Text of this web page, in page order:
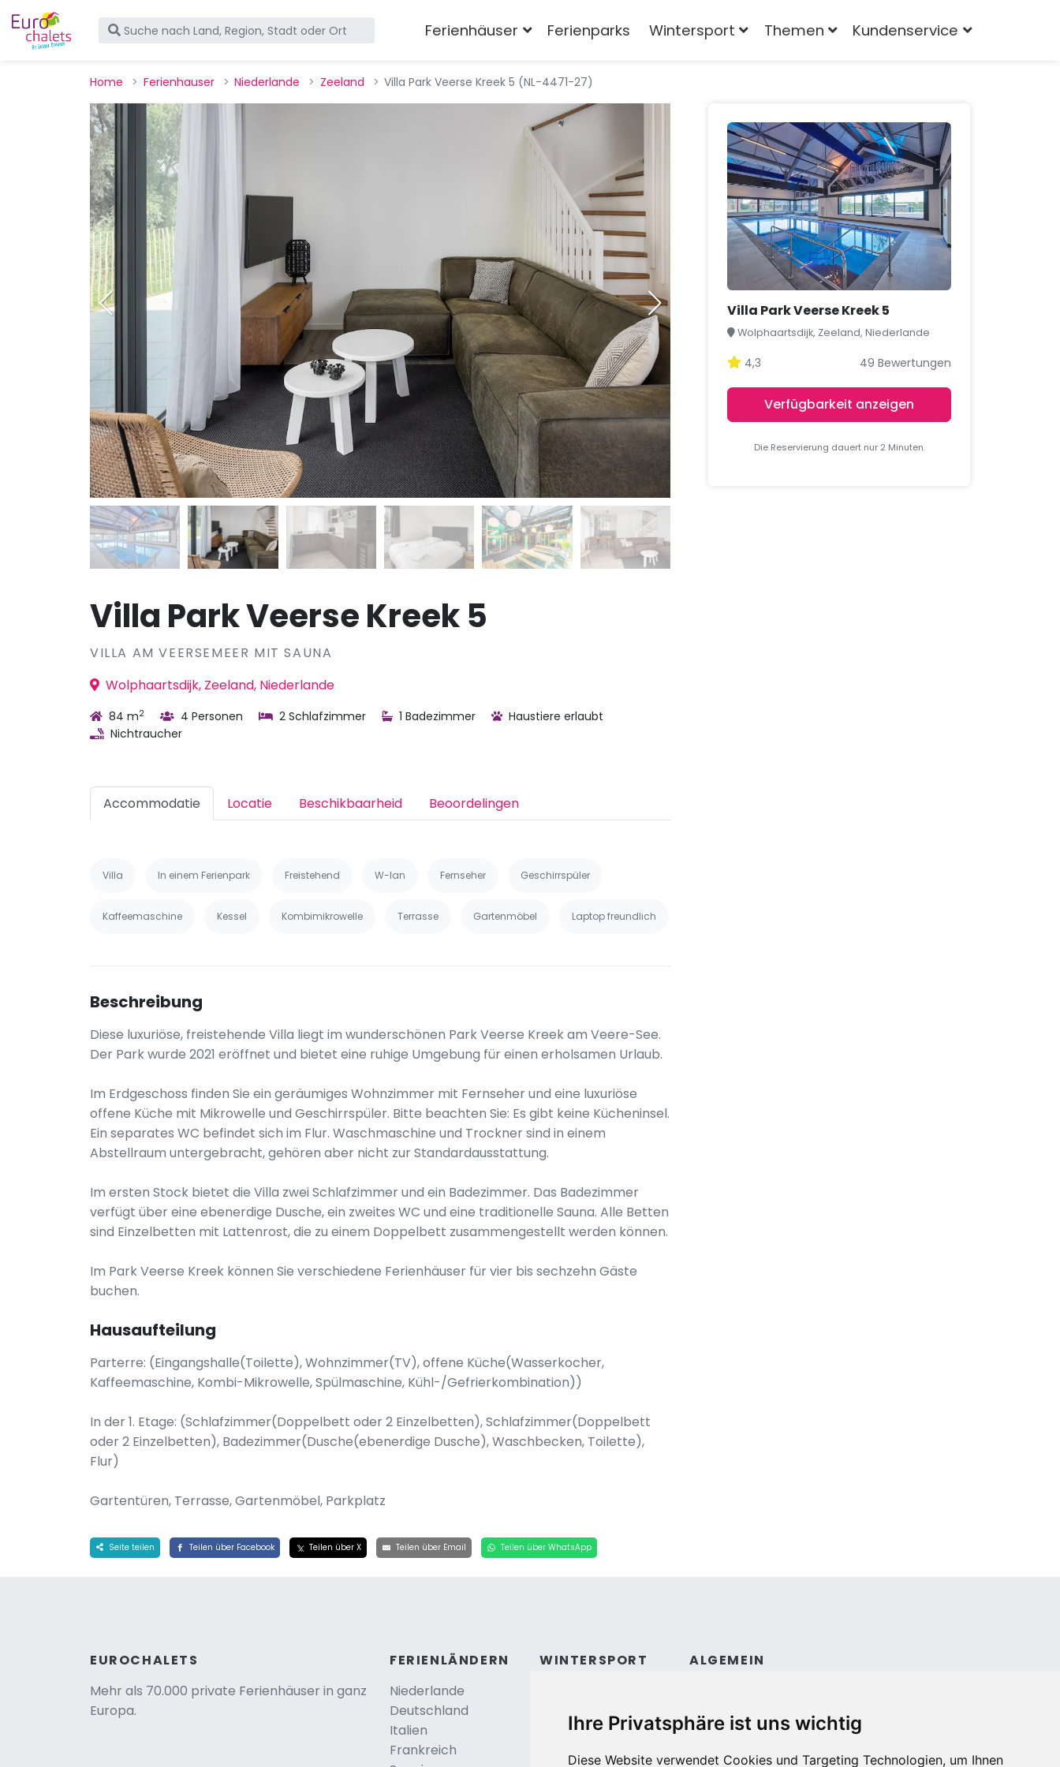
Ihre Privatsphäre ist uns wichtig
Diese Website verwendet Cookies und Targeting Technologien, um Ihnen
Ferienhäuser Ferienparks Wintersport Themen Kundenservice
Home Ferienhauser Niederlande Zeeland Villa Park Veerse Kreek 5 (NL-4471-27)
Villa Park Veerse Kreek 5
VILLA AM VEERSEMEER MIT SAUNA
Wolphaartsdijk, Zeeland, Niederlande
84 m2 4 Personen 2 Schlafzimmer 1 Badezimmer
Haustiere erlaubt
Nichtraucher
Accommodatie Locatie Beschikbaarheid Beoordelingen
Villa In einem Ferienpark Freistehend W-lan Fernseher Geschirrspüler
Kaffeemaschine Kessel Kombimikrowelle Terrasse Gartenmöbel Laptop freundlich
Beschreibung
Diese luxuriöse, freistehende Villa liegt im wunderschönen Park Veerse Kreek am Veere-See.
Der Park wurde 2021 eröffnet und bietet eine ruhige Umgebung für einen erholsamen Urlaub.
Im Erdgeschoss finden Sie ein geräumiges Wohnzimmer mit Fernseher und eine luxuriöse
offene Küche mit Mikrowelle und Geschirrspüler. Bitte beachten Sie: Es gibt keine Kücheninsel.
Ein separates WC befindet sich im Flur. Waschmaschine und Trockner sind in einem
Abstellraum untergebracht, gehören aber nicht zur Standardausstattung.
Im ersten Stock bietet die Villa zwei Schlafzimmer und ein Badezimmer. Das Badezimmer
verfügt über eine ebenerdige Dusche, ein zweites WC und eine traditionelle Sauna. Alle Betten
sind Einzelbetten mit Lattenrost, die zu einem Doppelbett zusammengestellt werden können.
Im Park Veerse Kreek können Sie verschiedene Ferienhäuser für vier bis sechzehn Gäste
buchen.
Hausaufteilung
Parterre: (Eingangshalle(Toilette), Wohnzimmer(TV), offene Küche(Wasserkocher,
Kaffeemaschine, Kombi-Mikrowelle, Spülmaschine, Kühl-/Gefrierkombination))
In der 1. Etage: (Schlafzimmer(Doppelbett oder 2 Einzelbetten), Schlafzimmer(Doppelbett
oder 2 Einzelbetten), Badezimmer(Dusche(ebenerdige Dusche), Waschbecken, Toilette),
Flur)
Gartentüren, Terrasse, Gartenmöbel, Parkplatz
Seite teilen Teilen über Facebook Teilen über X Teilen über Email Teilen über WhatsApp
Villa Park Veerse Kreek 5
Wolphaartsdijk, Zeeland, Niederlande
4,3 49 Bewertungen
Verfügbarkeit anzeigen
Die Reservierung dauert nur 2 Minuten.
EUROCHALETS
Mehr als 70.000 private Ferienhäuser in ganz
Europa.
FERIENLÄNDERN
Niederlande
Deutschland
Italien
Frankreich
WINTERSPORT
Schweiz
ALGEMEIN
Bedingungen und konditionen